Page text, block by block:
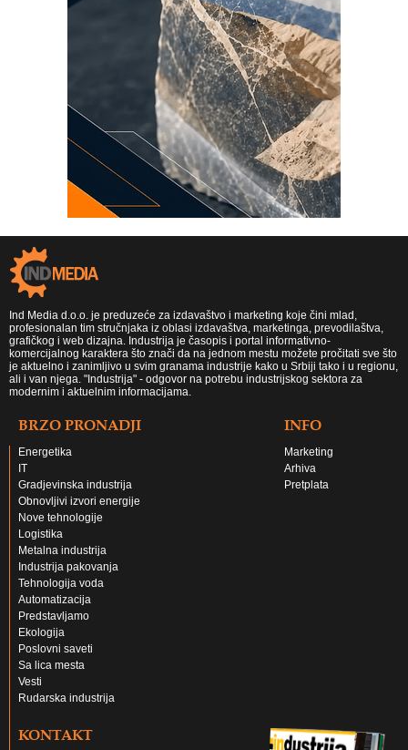
Ind Media d.o.o. je preduzeće za izdavaštvo i marketing koje čini mlad,
profesionalan tim stručnjaka iz oblasi izdavaštva, marketinga, prevodilaštva,
grafičkog i web dizajna. Industrija je časopis i portal informativno-
komercijalnog karaktera što znači da na jednom mestu možete pročitati sve što
je aktuelno i zanimljivo u svim granama industrije kako u Srbiji tako i u regionu,
ali i van njega. "Industrija" - odgovor na potrebu industrijskog sektora za
modernim i aktuelnim informacijama.
BRZO PRONADJI
Energetika
IT
Gradjevinska industrija
Obnovljivi izvori energije
Nove tehnologije
Logistika
Metalna industrija
Industrija pakovanja
Tehnologija voda
Automatizacija
Predstavljamo
Ekologija
Poslovni saveti
Sa lica mesta
Vesti
Rudarska industrija
INFO
Marketing
Arhiva
Pretplata
KONTAKT